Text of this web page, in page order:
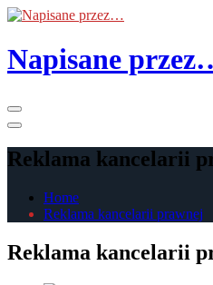
Skip
the
content
Napisane
Reklama kancelarii
Home
Reklama kancelarii prawnej
Reklama kancelarii